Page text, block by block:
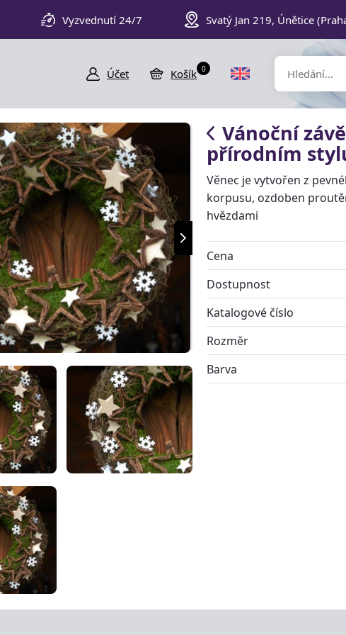
Vyzvednutí 24/7 Svatý Jan 219, Únětice
Účet Košík 0
Vánoční
přírodním
Věnec je vytvořen z
korpusu, ozdoben
hvězdami
Cena
Dostupnost
Katalogové číslo
Rozměr
Barva